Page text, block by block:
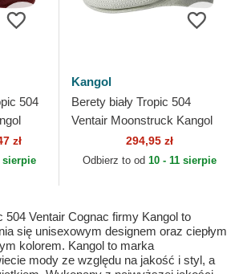
504
zł
sierpie
Kangol
Berety biały Tropic 504
Ventair Moonstruck Kangol
294,95 zł
Odbierz to od 10 - 11 sierpie
504 Ventair Cognac firmy Kangol to
się unisexowym designem oraz ciepłym
kolorem. Kangol to marka
mody ze względu na jakość i styl, a